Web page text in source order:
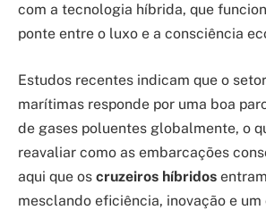
com a tecnologia híbrida, que
ponte entre o luxo e a consciência
Estudos recentes indicam que o
marítimas responde por uma boa
de gases poluentes globalmente, o
reavaliar como as embarcações
aqui que os cruzeiros híbridos
mesclando eficiência, inovação e